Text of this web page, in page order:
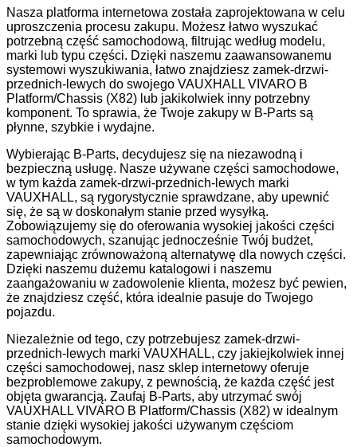
Nasza platforma internetowa została zaprojektowana w celu
uproszczenia procesu zakupu. Możesz łatwo wyszukać
potrzebną część samochodową, filtrując według modelu,
marki lub typu części. Dzięki naszemu zaawansowanemu
systemowi wyszukiwania, łatwo znajdziesz zamek-drzwi-
przednich-lewych do swojego VAUXHALL VIVARO B
Platform/Chassis (X82) lub jakikolwiek inny potrzebny
komponent. To sprawia, że Twoje zakupy w B-Parts są
płynne, szybkie i wydajne.
Wybierając B-Parts, decydujesz się na niezawodną i
bezpieczną usługę. Nasze używane części samochodowe,
w tym każda zamek-drzwi-przednich-lewych marki
VAUXHALL, są rygorystycznie sprawdzane, aby upewnić
się, że są w doskonałym stanie przed wysyłką.
Zobowiązujemy się do oferowania wysokiej jakości części
samochodowych, szanując jednocześnie Twój budżet,
zapewniając zrównoważoną alternatywę dla nowych części.
Dzięki naszemu dużemu katalogowi i naszemu
zaangażowaniu w zadowolenie klienta, możesz być pewien,
że znajdziesz część, która idealnie pasuje do Twojego
pojazdu.
Niezależnie od tego, czy potrzebujesz zamek-drzwi-
przednich-lewych marki VAUXHALL, czy jakiejkolwiek innej
części samochodowej, nasz sklep internetowy oferuje
bezproblemowe zakupy, z pewnością, że każda część jest
objęta gwarancją. Zaufaj B-Parts, aby utrzymać swój
VAUXHALL VIVARO B Platform/Chassis (X82) w idealnym
stanie dzięki wysokiej jakości używanym częściom
samochodowym.